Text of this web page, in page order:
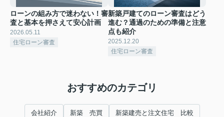
ローンの組み方で迷わない！審
査と基本を押さえて安心計画
2026.05.11
住宅ローン審査
新築戸建てのローン審査はどう
進む？通過のための準備と注意
点も紹介
2025.12.20
住宅ローン審査
おすすめのカテゴリ
会社紹介 新築 売買 新築建売と注文住宅 比較